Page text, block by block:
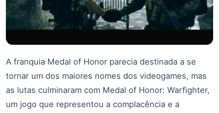
A franquia Medal of Honor parecia destinada a se
tornar um dos maiores nomes dos videogames, mas
as lutas culminaram com Medal of Honor: Warfighter,
um jogo que representou a complacência e a